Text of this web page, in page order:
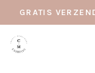
GRATIS